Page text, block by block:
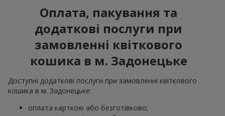
Оплата, пакування та
додаткові послуги при
замовленні квіткового
кошика в м. Задонецьке
Доступні додаткові послуги при замовленні квіткового
кошика в м. Задонецьке:
оплата карткою або безготівково;